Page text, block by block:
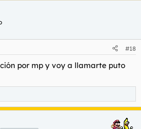
#18
por mp y voy a llamarte puto